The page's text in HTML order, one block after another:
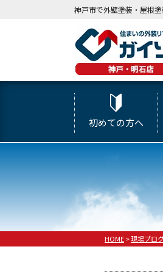
神戸市で外壁塗装・屋根
初めての方へ
HOME>現場ブロ